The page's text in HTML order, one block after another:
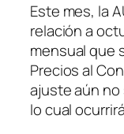
Este mes, la
relación a
mensual que
Precios al
ajuste aún no
lo cual